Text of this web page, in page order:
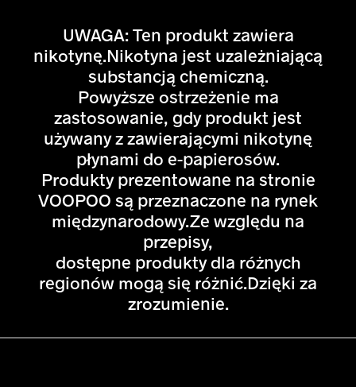
UWAGA: Ten produkt zawiera
nikotynę.Nikotyna jest uzależniającą
substancją chemiczną.
Powyższe ostrzeżenie ma
zastosowanie, gdy produkt jest
używany z zawierającymi nikotynę
płynami do e-papierosów.
Produkty prezentowane na stronie
VOOPOO są przeznaczone na rynek
międzynarodowy.Ze względu na
przepisy,
dostępne produkty dla różnych
regionów mogą się różnić.Dzięki za
zrozumienie.